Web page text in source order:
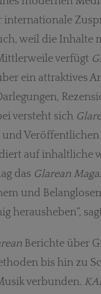
internationale
weil die Inhalte
verfügt
ein attraktives
versteht sich
Veröffentlichen
auf inhaltliche
das Glarean
und
herausheben“,
Berichte über
bis hin zu
verbunden.